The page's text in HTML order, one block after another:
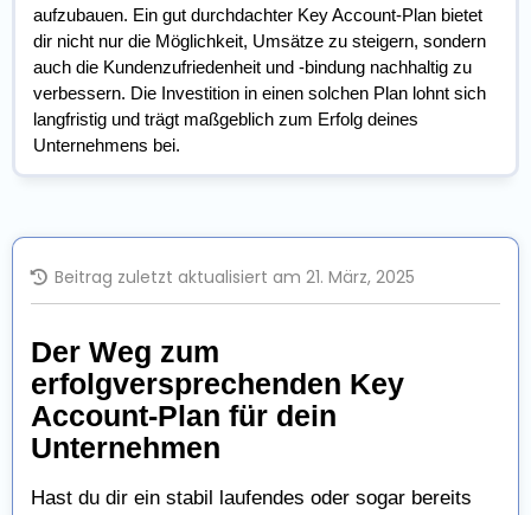
aufzubauen. Ein gut durchdachter Key Account-Plan bietet
dir nicht nur die Möglichkeit, Umsätze zu steigern, sondern
auch die Kundenzufriedenheit und -bindung nachhaltig zu
verbessern. Die Investition in einen solchen Plan lohnt sich
langfristig und trägt maßgeblich zum Erfolg deines
Unternehmens bei.
Beitrag zuletzt aktualisiert am 21. März, 2025
Der Weg zum
erfolgversprechenden Key
Account-Plan für dein
Unternehmen
Hast du dir ein stabil laufendes oder sogar bereits